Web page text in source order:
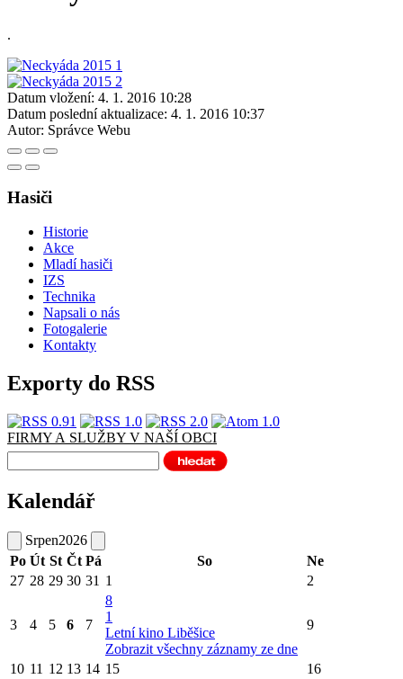
.
Datum vložení: 4. 1. 2016 10:28
Datum poslední aktualizace: 4. 1. 2016 10:37
Autor: Správce Webu
Hasiči
Historie
Akce
Mladí hasiči
IZS
Technika
Napsali o nás
Fotogalerie
Kontakty
Exporty do RSS
FIRMY A SLUŽBY V NAŠÍ OBCI
Kalendář
Srpen2026
Po Út St Čt Pá So
Ne
27 28 29 30 31 1 2
3 4 5 6 7
8
1
Letní kino Liběšice
Zobrazit všechny záznamy ze dne
9
10 11 12 13 14 15 16